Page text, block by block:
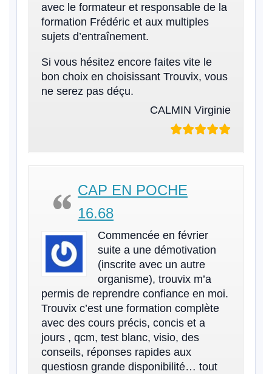
avec le formateur et responsable de la
formation Frédéric et aux multiples
sujets d’entraînement.
Si vous hésitez encore faites vite le
bon choix en choisissant Trouvix, vous
ne serez pas déçu.
CALMIN Virginie
CAP EN POCHE
16.68
Commencée en février
suite a une démotivation
(inscrite avec un autre
organisme), trouvix m’a
permis de reprendre confiance en moi.
Trouvix c’est une formation complète
avec des cours précis, concis et a
jours , qcm, test blanc, visio, des
conseils, réponses rapides aux
questiosn grande disponibilité… tout